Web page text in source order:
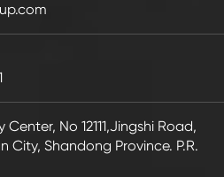
No 12111,Jingshi Road,
City, Shandong Province. P.R.